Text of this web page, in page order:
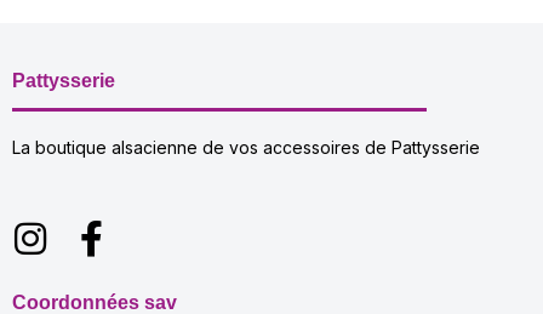
Pattysserie
La boutique alsacienne de vos accessoires de Pattysserie
Coordonnées sav